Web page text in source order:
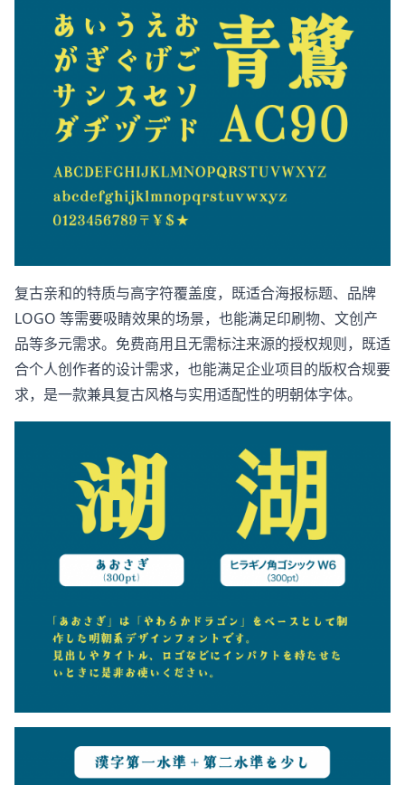
复古亲和的特质与高字符覆盖度，既适合海报标题、品牌
LOGO 等需要吸睛效果的场景，也能满足印刷物、文创产
品等多元需求。免费商用且无需标注来源的授权规则，既适
合个人创作者的设计需求，也能满足企业项目的版权合规要
求，是一款兼具复古风格与实用适配性的明朝体字体。